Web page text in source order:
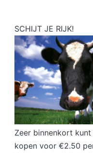
SCHIJT JE RIJK!
Zeer binnenkort kunt
kopen voor €2.50